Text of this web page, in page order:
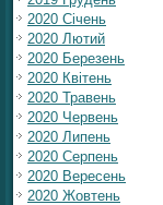
2020 Січень
2020 Лютий
2020 Березень
2020 Квітень
2020 Травень
2020 Червень
2020 Липень
2020 Серпень
2020 Вересень
2020 Жовтень